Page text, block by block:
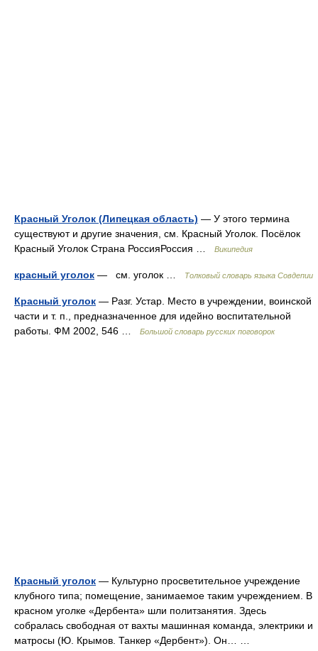
Красный Уголок (Липецкая область) — У этого термина
существуют и другие значения, см. Красный Уголок. Посёлок
Красный Уголок Страна РоссияРоссия …
Википедия
красный уголок — см. уголок … Толковый словарь языка Совдепии
Красный уголок — Разг. Устар. Место в учреждении, воинской
части и т. п., предназначенное для идейно воспитательной
работы. ФМ 2002, 546 …
Большой словарь русских поговорок
Красный уголок — Культурно просветительное учреждение
клубного типа; помещение, занимаемое таким учреждением. В
красном уголке «Дербента» шли политзанятия. Здесь
собралась свободная от вахты машинная команда, электрики и
матросы (Ю. Крымов. Танкер «Дербент»). Он… …